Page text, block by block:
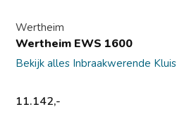
Wertheim
Wertheim EWS 1600
Bekijk alles Inbraakwerende Kluis
11.142,-